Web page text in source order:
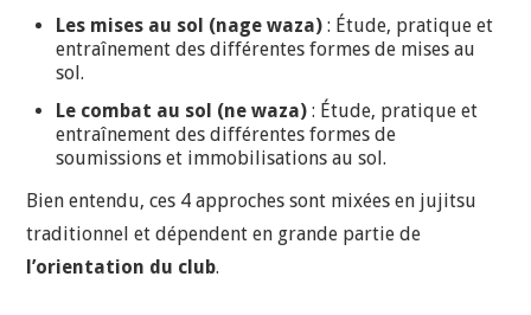
Les mises au sol (nage waza) : Étude, pratique et
entraînement des différentes formes de mises au
sol.
Le combat au sol (ne waza) : Étude, pratique et
entraînement des différentes formes de
soumissions et immobilisations au sol.
Bien entendu, ces 4 approches sont mixées en jujitsu
traditionnel et dépendent en grande partie de
l’orientation du club.